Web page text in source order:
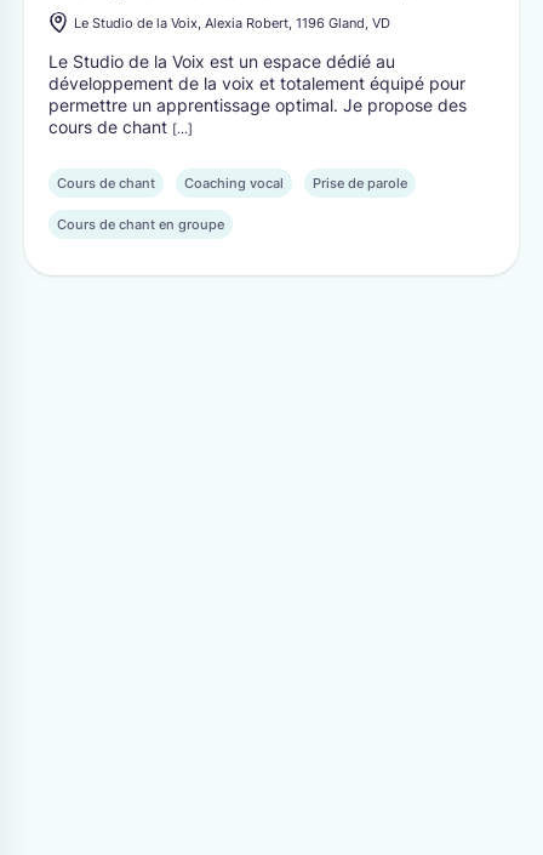
Le Studio de la Voix, Alexia Robert, 1196 Gland, VD
Le Studio de la Voix est un espace dédié au
développement de la voix et totalement équipé pour
permettre un apprentissage optimal. Je propose des
cours de chant [...]
Cours de chant Coaching vocal Prise de parole
Cours de chant en groupe